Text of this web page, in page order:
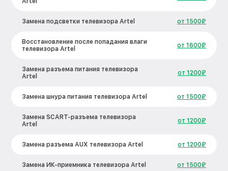
Замена подсветки телевизора Artel от 1500₽
Восстановление после попадания влаги
телевизора Artel
от 1600₽
Замена разъема питания телевизора
Artel
от 1200₽
Замена шнура питания телевизора Artel от 1500₽
Замена SCART-разъема телевизора
Artel
от 1200₽
Замена разъема AUX телевизора Artel от 1200₽
Замена ИК-приемника телевизора Artel от 1500₽